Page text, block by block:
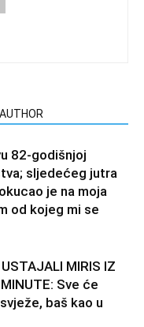
82-godišnjoj
sljedećeg jutra
je na moja
od kojeg mi se
MIRIS IZ
Sve će
baš kao u